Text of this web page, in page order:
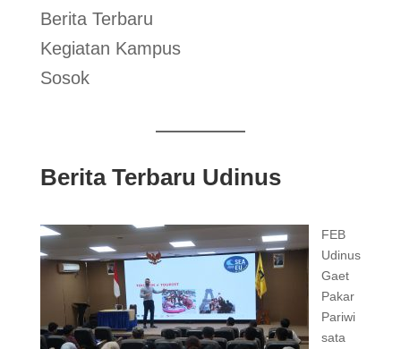
Berita Terbaru
Kegiatan Kampus
Sosok
Berita Terbaru Udinus
FEB
Udinus
Gaet
Pakar
Pariwi
sata